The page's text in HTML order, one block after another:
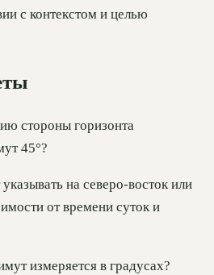
с контекстом и целью
стороны горизонта
45°?
на северо-восток или
от времени суток и
измеряется в градусах?